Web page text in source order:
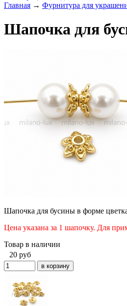
Главная → Фурнитура для
Шапочка для
Шапочка для бусины в форме
Цена указана за 1 шапочку. Для
Товар в наличии
20 руб